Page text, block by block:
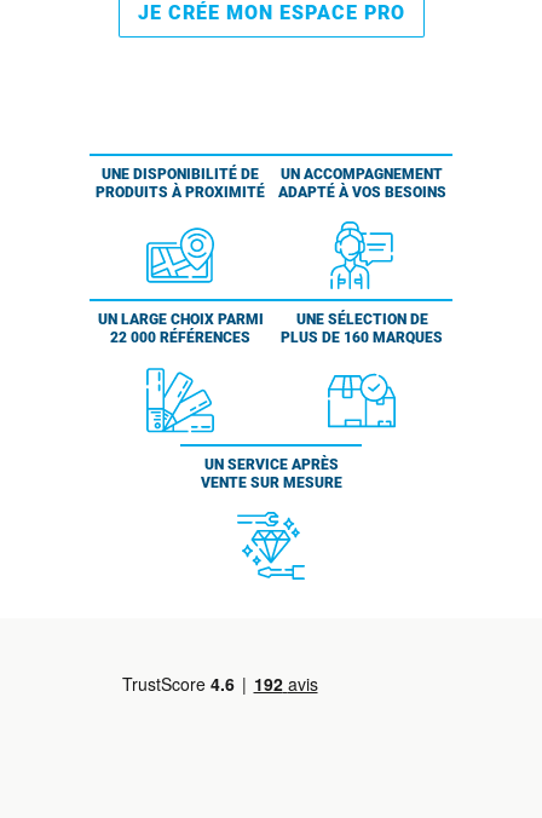
JE CRÉE MON ESPACE PRO
UNE DISPONIBILITÉ DE
PRODUITS À PROXIMITÉ
UN ACCOMPAGNEMENT
ADAPTÉ À VOS BESOINS
UN LARGE CHOIX PARMI
22 000 RÉFÉRENCES
UNE SÉLECTION DE
PLUS DE 160 MARQUES
UN SERVICE APRÈS
VENTE SUR MESURE